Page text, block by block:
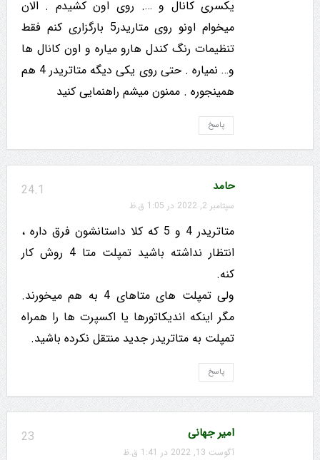
یکسری کانال و …. روی اون کشیدم . الان
میخوام اونو روی متاریدر5 بارگزاری کنم فقط
تنظیمات رنگ کندل هارو میاره و اون کانال ها
و… نمیاره . حتی روی یکی دیگه متاتریدر 4 هم
همینجوره . ممنون میشم راهنمایی کنید
پاسخ
24.1 حامد
سپتامبر 2, 2022 در 1:05 ق.ظ
متاتریدر 4 و 5 که کلا داستانشون فرق داره ،
انتظار نداشته باشید تمپلت متا 4 روش کار
کنه.
ولی تمپلت های متاهای 4 به هم میخورند.
مگر اینکه اندیکاتورها یا اکسپرت ها را همراه
تمپلت به متاتریدر جدید منتقل نکرده باشید.
پاسخ
23 امیر جهانی
آگوست 13, 2022 در 1:41 ق.ظ